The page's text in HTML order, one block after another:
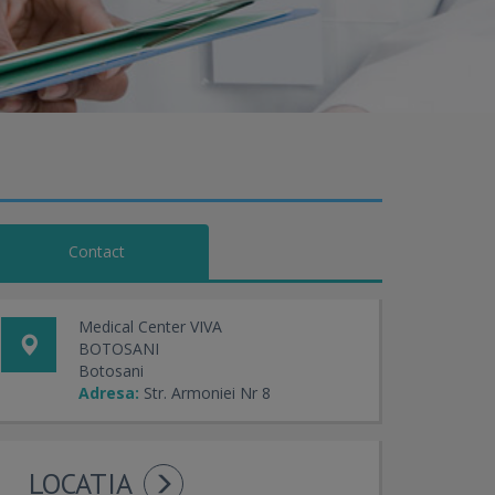
Contact
Medical Center VIVA
BOTOSANI
Botosani
Adresa: Str. Armoniei Nr 8
LOCATIA